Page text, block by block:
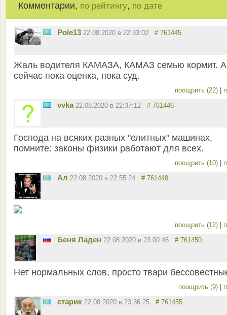
Комментарии, по рейтингу, по дате
Pole13 22.08.2020 в 22:33:02 # 761445
Жаль водителя КАМАЗА, КАМАЗ семью кормит. А
сейчас пока оценка, пока суд.
поощрить (22)
vvka 22.08.2020 в 22:37:12 # 761446
Господа на всяких разных "елитных" машинах,
помните: законы физики работают для всех.
поощрить (10)
Ал 22.08.2020 в 22:55:24 # 761448
поощрить (12)
Беня Ладен 22.08.2020 в 23:00:46 # 761450
Нет нормальных слов, просто твари
поощрить (9)
старик 22.08.2020 в 23:36:25 # 761455